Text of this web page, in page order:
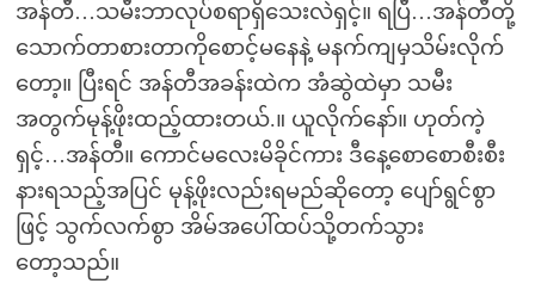
အန်တီ…သမီးဘာလုပ်စရာရှိသေးလဲရှင့်။ ရပြီ…အန်တီတို့
သောက်တာစားတာကိုစောင့်မနေနဲ့ မနက်ကျမှသိမ်းလိုက်
တော့။ ပြီးရင် အန်တီအခန်းထဲက အံဆွဲထဲမှာ သမီး
အတွက်မုန့်ဖိုးထည့်ထားတယ်.။ ယူလိုက်နော်။ ဟုတ်ကဲ့
ရှင့်…အန်တီ။ ကောင်မလေးမိခိုင်ကား ဒီနေ့စောစောစီးစီး
နားရသည့်အပြင် မုန့်ဖိုးလည်းရမည်ဆိုတော့ ပျော်ရွင်စွာ
ဖြင့် သွက်လက်စွာ အိမ်အပေါ်ထပ်သို့တက်သွား
တော့သည်။